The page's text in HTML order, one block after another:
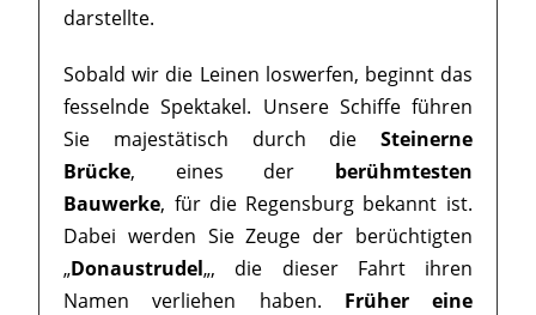
darstellte.
Sobald wir die Leinen loswerfen, beginnt das
fesselnde Spektakel. Unsere Schiffe führen
Sie majestätisch durch die Steinerne
Brücke, eines der berühmtesten
Bauwerke, für die Regensburg bekannt ist.
Dabei werden Sie Zeuge der berüchtigten
„Donaustrudel„, die dieser Fahrt ihren
Namen verliehen haben. Früher eine